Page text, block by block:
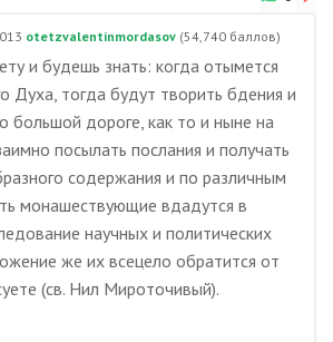
otetzvalentinmordasov (54,740 баллов)
и будешь знать: когда отымется
Духа, тогда будут творить бдения и
большой дороге, как то и ныне на
посылать послания и получать
содержания и по различным
монашествующие вдадутся в
научных и политических
же их всецело обратится от
(св. Нил Мироточивый).